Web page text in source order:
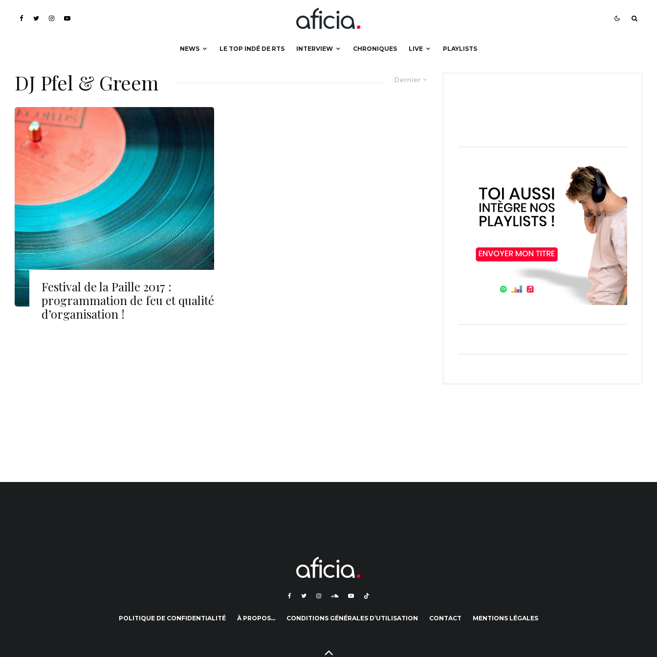
NEWS LE TOP INDÉ DE RTS INTERVIEW CHRONIQUES LIVE PLAYLISTS
Dernier
DJ Pfel & Greem
Festival de la Paille 2017 :
programmation de feu et qualité
d’organisation !
POLITIQUE DE CONFIDENTIALITÉ À PROPOS… CONDITIONS GÉNÉRALES D’UTILISATION CONTACT MENTIONS LÉGALES